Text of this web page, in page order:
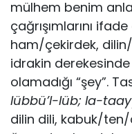
mülhem benim
çağrışımlarını
ham/çekirdek,
idrakin
olamadığı “şey”.
lübbü’l-lüb; la-
dilin dili, kabuk/